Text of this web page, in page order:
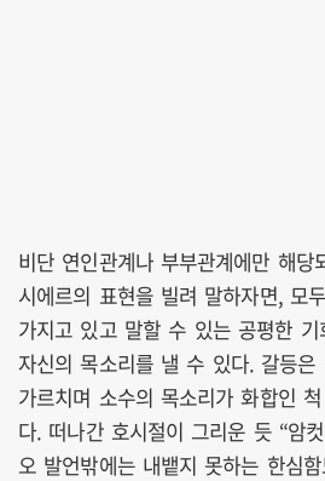
비단 연인관계나 부부관계에만 해
시에르의 표현을 빌려 말하자면, 모
가지고 있고 말할 수 있는 공평한
자신의 목소리를 낼 수 있다. 갈등
가르치며 소수의 목소리가 화합인
다. 떠나간 호시절이 그리운 듯 “암
오 발언밖에는 내뱉지 못하는 한심